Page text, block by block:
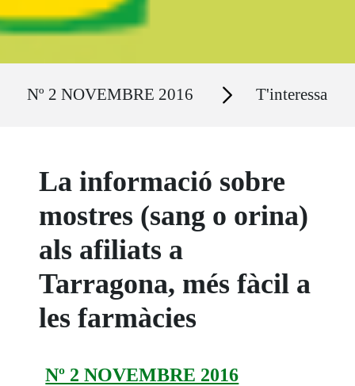
Nº 2 NOVEMBRE 2016 Secciones T'interessa
La informació sobre
mostres (sang o orina)
als afiliats a
Tarragona, més fàcil a
les farmàcies
Nº 2 NOVEMBRE 2016